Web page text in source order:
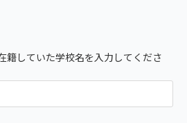
籍していた学校名を入力してくださ